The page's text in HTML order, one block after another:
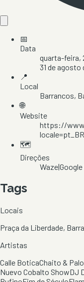
📅
Data
quarta-feira,
31 de agosto
📍
Local
Barrancos,
🌐
Website
https://
locale=pt_BR
🗺️
Direções
Waze|
Tags
Locais
Praça da Liberdade,
Artistas
Calle BoticaChaito &
Nuevo Cobalto ShowDJ